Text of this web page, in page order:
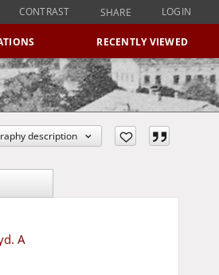
CONTRAST SHARE LOGIN
RECENTLY VIEWED
description
A